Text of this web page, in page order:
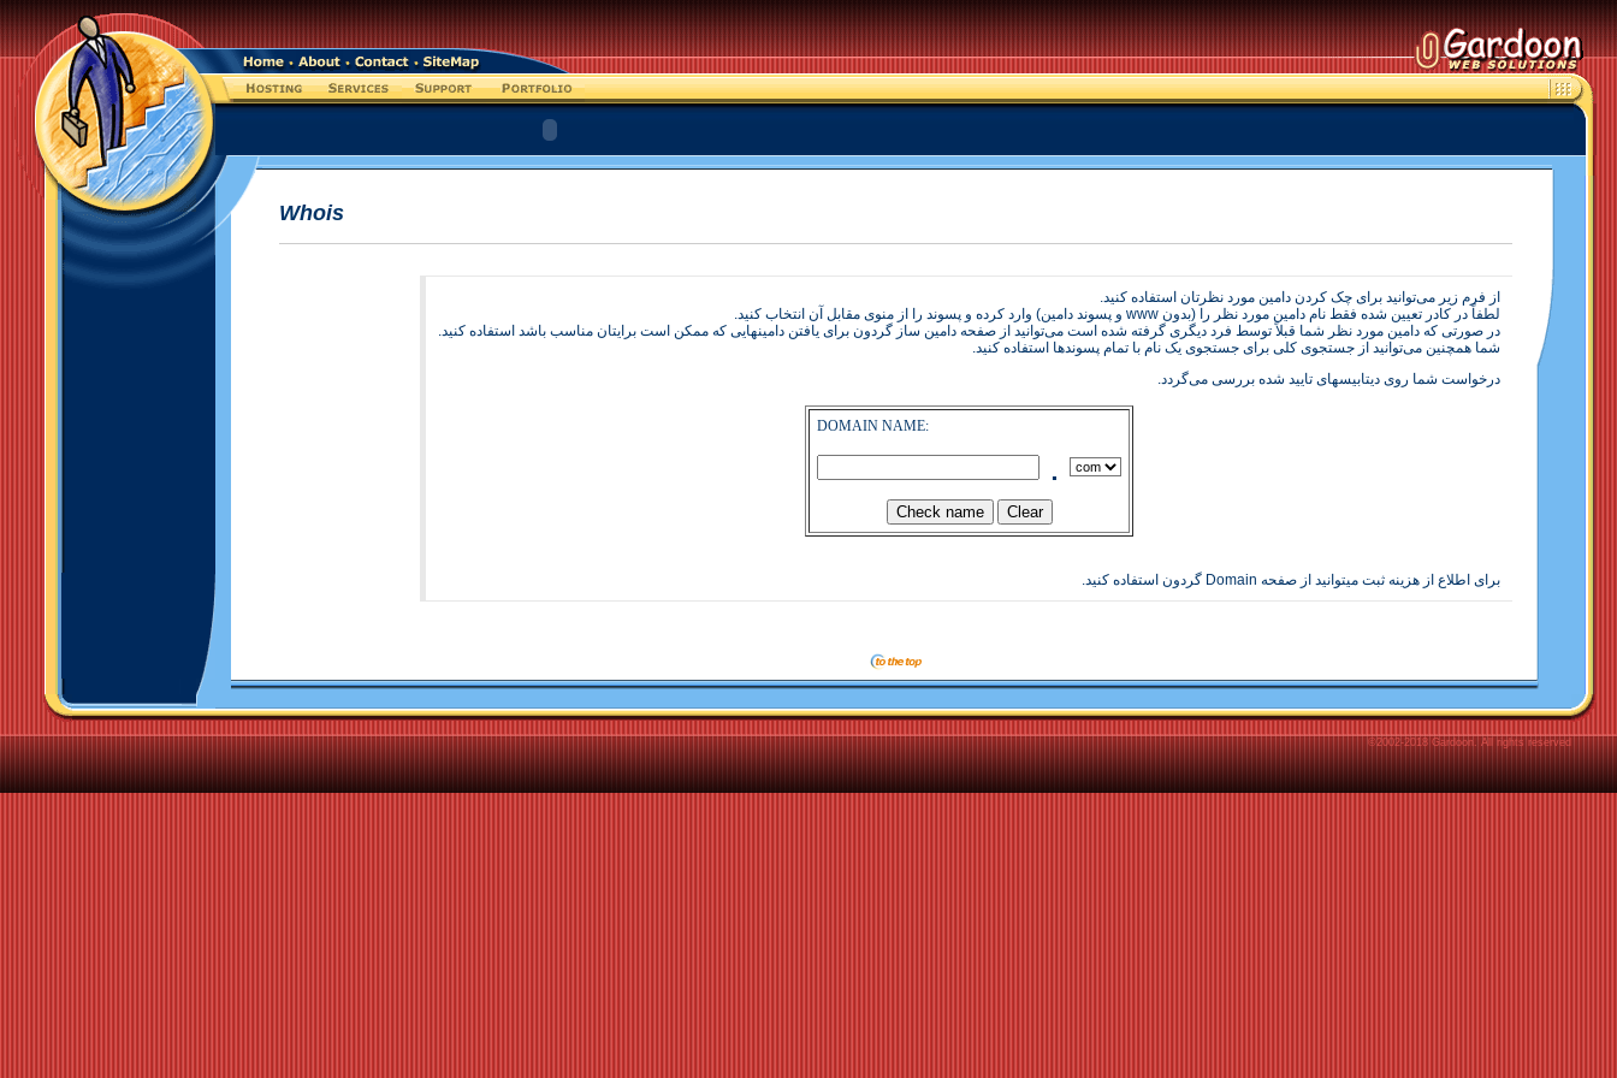
Whois
از فرم زير می‌توانيد برای چک كردن دامين مورد نظرتان استفاده کنيد.
لطفاً در کادر تعيين شده فقط نام دامين مورد نظر را (بدون www و پسوند دامين) وارد کرده و پسوند را از منوی مقابل آن انتخاب کنيد.
در صورتی که دامين مورد نظر شما قبلاً توسط فرد ديگری گرفته شده است می‌توانيد از صفحه دامين ساز گردون برای يافتن دامينهايی که ممکن است برايتان مناسب باشد استفاده کنيد.
شما همچنين می‌توانيد از جستجوی کلی‌ برای جستجوی يک نام با تمام پسوندها استفاده كنيد.
درخواست شما روی ديتابيسهای تاييد شده بررسی می‌گردد.
DOMAIN NAME:
.
برای اطلاع از هزينه ثبت میتوانيد از صفحه Domain گردون استفاده کنيد.‌
©2002-2018 Gardoon. All rights reserved